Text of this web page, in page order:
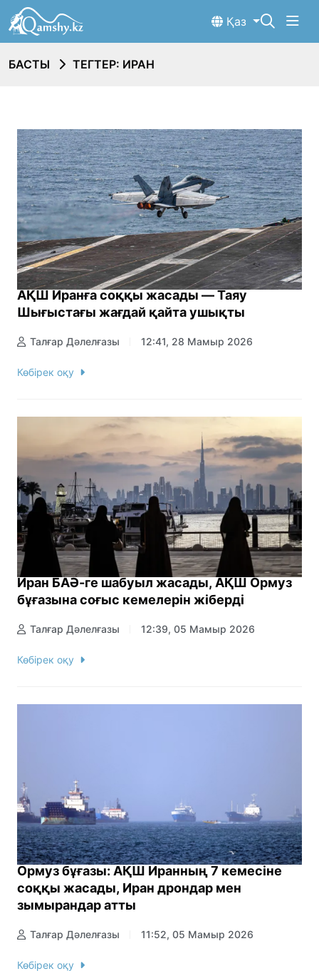
Қаз
БАСТЫ ТЕГТЕР: ИРАН
АҚШ Иранға соққы жасады — Таяу
Шығыстағы жағдай қайта ушықты
Талғар Дәлелғазы 12:41, 28 Мамыр 2026
Көбірек оқу
Иран БАӘ-ге шабуыл жасады, АҚШ Ормуз
бұғазына соғыс кемелерін жіберді
Талғар Дәлелғазы 12:39, 05 Мамыр 2026
Көбірек оқу
Ормуз бұғазы: АҚШ Иранның 7 кемесіне
соққы жасады, Иран дрондар мен
зымырандар атты
Талғар Дәлелғазы 11:52, 05 Мамыр 2026
Көбірек оқу